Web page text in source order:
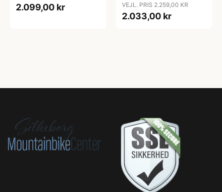
2.099,00 kr VEJL. PRIS 2.259,00 KR
2.033,00 kr